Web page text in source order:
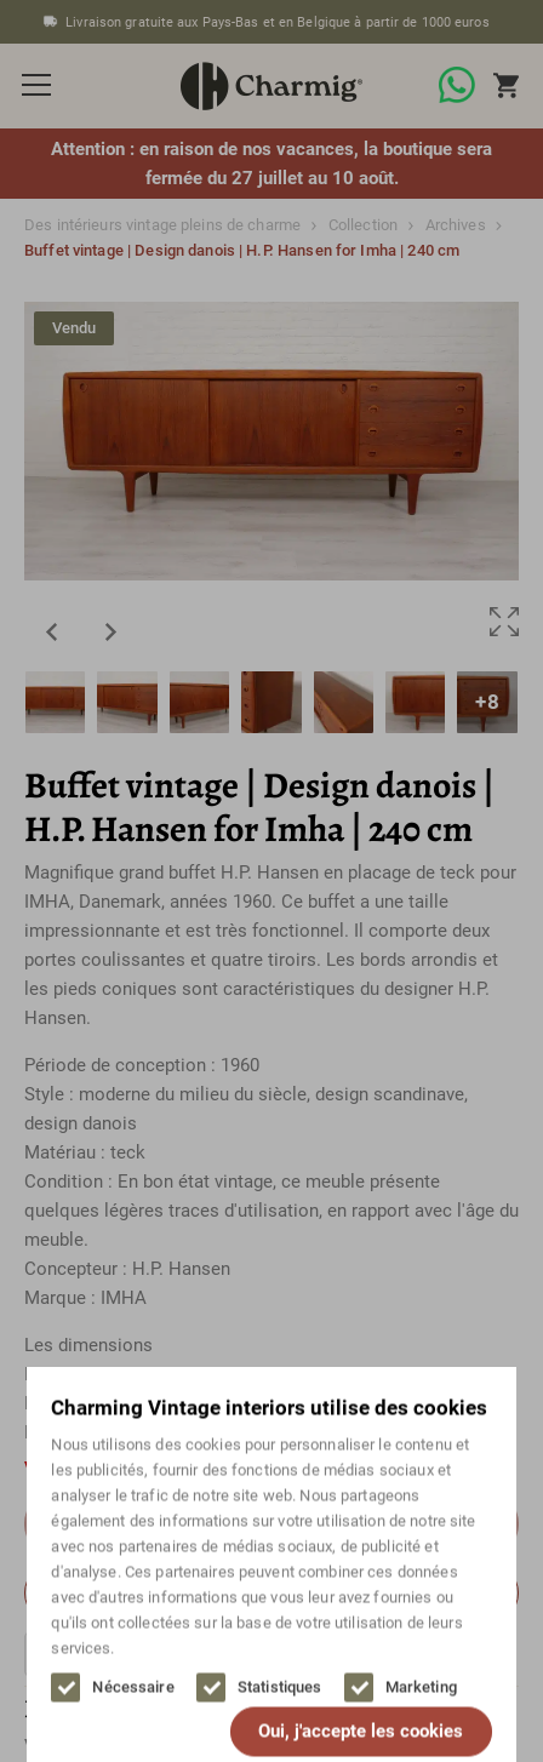
Charming Vintage interiors utilise des cookies
Nous utilisons des cookies pour personnaliser le contenu et
les publicités, fournir des fonctions de médias sociaux et
analyser le trafic de notre site web. Nous partageons
également des informations sur votre utilisation de notre site
avec nos partenaires de médias sociaux, de publicité et
d'analyse. Ces partenaires peuvent combiner ces données
avec d'autres informations que vous leur avez fournies ou
qu'ils ont collectées sur la base de votre utilisation de leurs
services.
Nécessaire Statistiques Marketing
Oui, j'accepte les cookies
Livraison gratuite aux Pays-Bas et en Belgique à partir de 1000 euros
Attention : en raison de nos vacances, la boutique sera
fermée du 27 juillet au 10 août.
Des intérieurs vintage pleins de charme Collection
Archives
Buffet vintage | Design danois | H.P. Hansen for Imha | 240 cm
Vendu
+8
Buffet vintage | Design danois |
H.P. Hansen for Imha | 240 cm
Magnifique grand buffet H.P. Hansen en placage de teck pour
IMHA, Danemark, années 1960. Ce buffet a une taille
impressionnante et est très fonctionnel. Il comporte deux
portes coulissantes et quatre tiroirs. Les bords arrondis et
les pieds coniques sont caractéristiques du designer H.P.
Hansen.
Période de conception : 1960
Style : moderne du milieu du siècle, design scandinave,
design danois
Matériau : teck
Condition : En bon état vintage, ce meuble présente
quelques légères traces d'utilisation, en rapport avec l'âge du
meuble.
Concepteur : H.P. Hansen
Marque : IMHA
Les dimensions
Profondeur : 50 cm
Hauteur : 84 cm
Vendu
Ajouter au panier
Prendre rendez-vous pour voir cet objet
Des questions sur cet article ?
Vous souhaitez en savoir plus sur un article spécifique ?